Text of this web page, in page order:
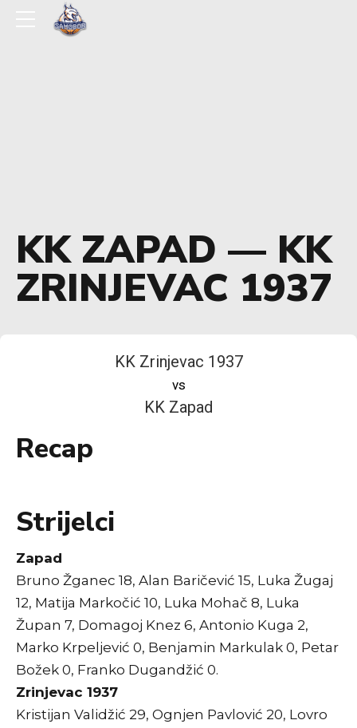
KK ZAPAD — KK
ZRINJEVAC 1937
KK Zrinjevac 1937
vs
KK Zapad
Recap
Strijelci
Zapad
Bruno Žganec 18, Alan Baričević 15, Luka Žugaj
12, Matija Markočić 10, Luka Mohač 8, Luka
Župan 7, Domagoj Knez 6, Antonio Kuga 2,
Marko Krpeljević 0, Benjamin Markulak 0, Petar
Božek 0, Franko Dugandžić 0.
Zrinjevac 1937
Kristijan Validžić 29, Ognjen Pavlović 20, Lovro